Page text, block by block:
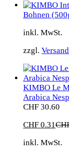
Bohnen
inkl. MwSt.
zzgl.
KIMBO Le
Arabica
CHF 30.60
CHF 0.31
inkl. MwSt.